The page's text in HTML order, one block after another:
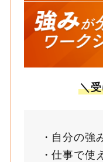
＼
自分の強
仕事で使